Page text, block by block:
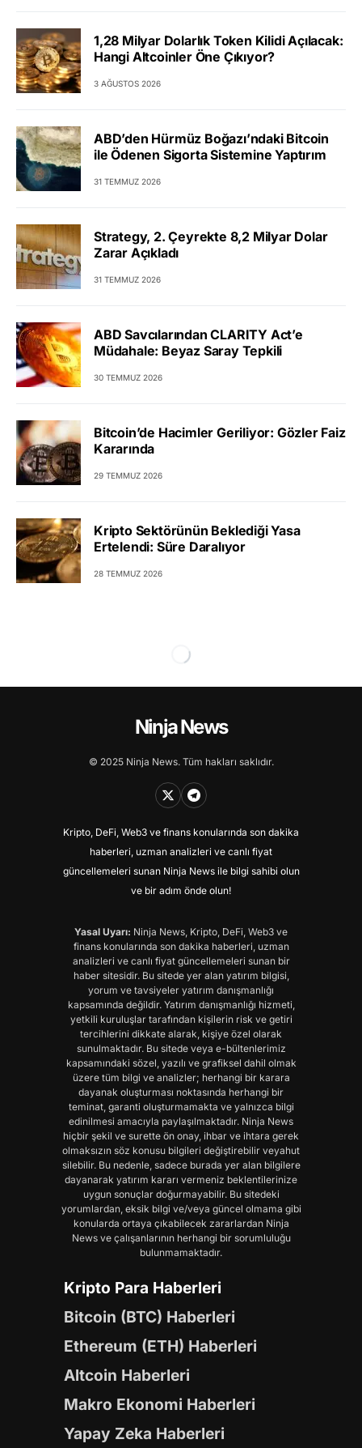
1,28 Milyar Dolarlık Token Kilidi Açılacak:
Hangi Altcoinler Öne Çıkıyor?
3 AĞUSTOS 2026
ABD’den Hürmüz Boğazı’ndaki Bitcoin
ile Ödenen Sigorta Sistemine Yaptırım
31 TEMMUZ 2026
Strategy, 2. Çeyrekte 8,2 Milyar Dolar
Zarar Açıkladı
31 TEMMUZ 2026
ABD Savcılarından CLARITY Act’e
Müdahale: Beyaz Saray Tepkili
30 TEMMUZ 2026
Bitcoin’de Hacimler Geriliyor: Gözler Faiz
Kararında
29 TEMMUZ 2026
Kripto Sektörünün Beklediği Yasa
Ertelendi: Süre Daralıyor
28 TEMMUZ 2026
Ninja News
© 2025 Ninja News. Tüm hakları saklıdır.
Kripto, DeFi, Web3 ve finans konularında son dakika
haberleri, uzman analizleri ve canlı fiyat
güncellemeleri sunan Ninja News ile bilgi sahibi olun
ve bir adım önde olun!
Yasal Uyarı: Ninja News, Kripto, DeFi, Web3 ve
finans konularında son dakika haberleri, uzman
analizleri ve canlı fiyat güncellemeleri sunan bir
haber sitesidir. Bu sitede yer alan yatırım bilgisi,
yorum ve tavsiyeler yatırım danışmanlığı
kapsamında değildir. Yatırım danışmanlığı hizmeti,
yetkili kuruluşlar tarafından kişilerin risk ve getiri
tercihlerini dikkate alarak, kişiye özel olarak
sunulmaktadır. Bu sitede veya e-bültenlerimiz
kapsamındaki sözel, yazılı ve grafiksel dahil olmak
üzere tüm bilgi ve analizler; herhangi bir karara
dayanak oluşturması noktasında herhangi bir
teminat, garanti oluşturmamakta ve yalnızca bilgi
edinilmesi amacıyla paylaşılmaktadır. Ninja News
hiçbir şekil ve surette ön onay, ihbar ve ihtara gerek
olmaksızın söz konusu bilgileri değiştirebilir veyahut
silebilir. Bu nedenle, sadece burada yer alan bilgilere
dayanarak yatırım kararı vermeniz beklentilerinize
uygun sonuçlar doğurmayabilir. Bu sitedeki
yorumlardan, eksik bilgi ve/veya güncel olmama gibi
konularda ortaya çıkabilecek zararlardan Ninja
News ve çalışanlarının herhangi bir sorumluluğu
bulunmamaktadır.
Kripto Para Haberleri
Bitcoin (BTC) Haberleri
Ethereum (ETH) Haberleri
Altcoin Haberleri
Makro Ekonomi Haberleri
Yapay Zeka Haberleri